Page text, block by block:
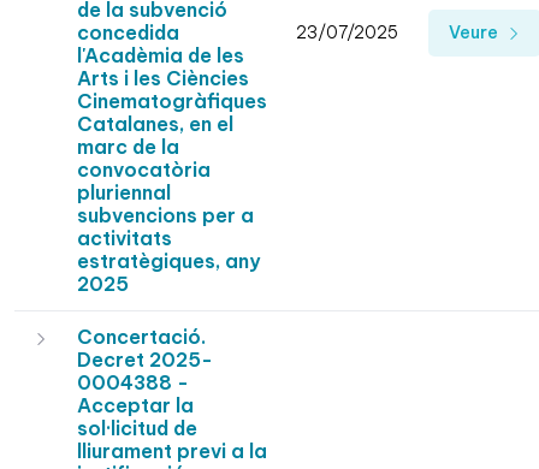
de la subvenció
concedida
l'Acadèmia de les
Arts i les Ciències
Cinematogràfiques
Catalanes, en el
marc de la
convocatòria
pluriennal
subvencions per a
activitats
estratègiques, any
2025
23/07/2025 Veure
Concertació.
Decret 2025-
0004388 -
Acceptar la
sol·licitud de
lliurament previ a la